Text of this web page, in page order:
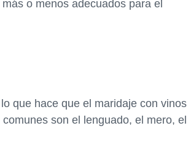
o menos adecuados para el
que hace que el maridaje con vinos
son el lenguado, el mero, el